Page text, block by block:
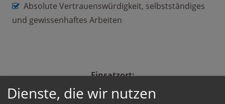
Absolute Vertrauenswürdigkeit, selbstständiges
und gewissenhaftes Arbeiten
Einsatzort:
München
Dienste, die wir nutzen